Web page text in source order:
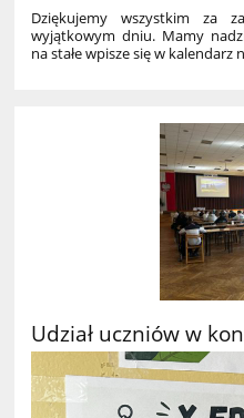
Dziękujemy wszystkim za
wyjątkowym dniu. Mamy
na stałe wpisze się w
Udział uczniów w